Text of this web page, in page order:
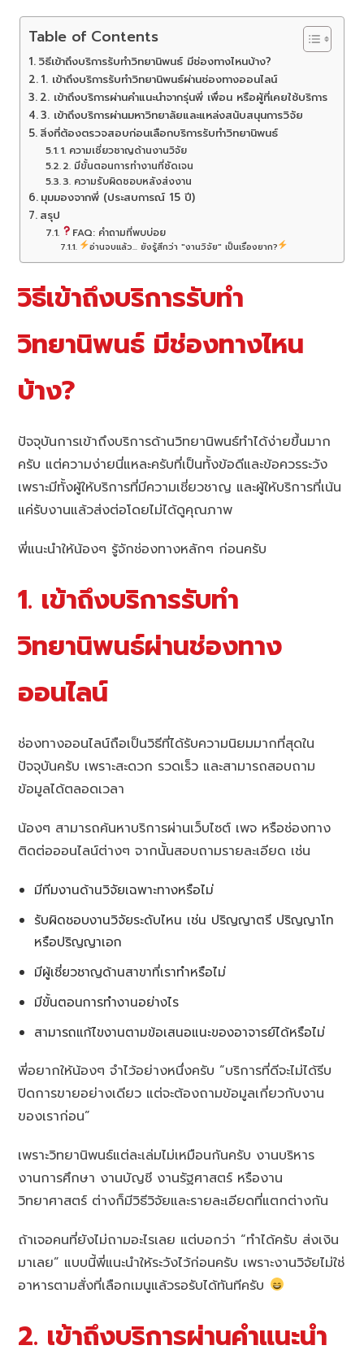
Table of Contents
วิธีเข้าถึงบริการรับทำวิทยานิพนธ์ มีช่องทางไหนบ้าง?
1. เข้าถึงบริการรับทำวิทยานิพนธ์ผ่านช่องทางออนไลน์
2. เข้าถึงบริการผ่านคำแนะนำจากรุ่นพี่ เพื่อน หรือผู้ที่เคยใช้บริการ
3. เข้าถึงบริการผ่านมหาวิทยาลัยและแหล่งสนับสนุนการวิจัย
สิ่งที่ต้องตรวจสอบก่อนเลือกบริการรับทำวิทยานิพนธ์
1. ความเชี่ยวชาญด้านงานวิจัย
2. มีขั้นตอนการทำงานที่ชัดเจน
3. ความรับผิดชอบหลังส่งงาน
มุมมองจากพี่ (ประสบการณ์ 15 ปี)
สรุป
FAQ: คำถามที่พบบ่อย
อ่านจบแล้ว... ยังรู้สึกว่า "งานวิจัย" เป็นเรื่องยาก?
วิธีเข้าถึงบริการรับทำ
วิทยานิพนธ์ มีช่องทางไหน
บ้าง?
ปัจจุบันการเข้าถึงบริการด้านวิทยานิพนธ์ทำได้ง่ายขึ้นมาก
ครับ แต่ความง่ายนี่แหละครับที่เป็นทั้งข้อดีและข้อควรระวัง
เพราะมีทั้งผู้ให้บริการที่มีความเชี่ยวชาญ และผู้ให้บริการที่เน้น
แค่รับงานแล้วส่งต่อโดยไม่ได้ดูคุณภาพ
พี่แนะนำให้น้องๆ รู้จักช่องทางหลักๆ ก่อนครับ
1. เข้าถึงบริการรับทำ
วิทยานิพนธ์ผ่านช่องทาง
ออนไลน์
ช่องทางออนไลน์ถือเป็นวิธีที่ได้รับความนิยมมากที่สุดใน
ปัจจุบันครับ เพราะสะดวก รวดเร็ว และสามารถสอบถาม
ข้อมูลได้ตลอดเวลา
น้องๆ สามารถค้นหาบริการผ่านเว็บไซต์ เพจ หรือช่องทาง
ติดต่อออนไลน์ต่างๆ จากนั้นสอบถามรายละเอียด เช่น
มีทีมงานด้านวิจัยเฉพาะทางหรือไม่
รับผิดชอบงานวิจัยระดับไหน เช่น ปริญญาตรี ปริญญาโท
หรือปริญญาเอก
มีผู้เชี่ยวชาญด้านสาขาที่เราทำหรือไม่
มีขั้นตอนการทำงานอย่างไร
สามารถแก้ไขงานตามข้อเสนอแนะของอาจารย์ได้หรือไม่
พี่อยากให้น้องๆ จำไว้อย่างหนึ่งครับ “บริการที่ดีจะไม่ได้รีบ
ปิดการขายอย่างเดียว แต่จะต้องถามข้อมูลเกี่ยวกับงาน
ของเราก่อน”
เพราะวิทยานิพนธ์แต่ละเล่มไม่เหมือนกันครับ งานบริหาร
งานการศึกษา งานบัญชี งานรัฐศาสตร์ หรืองาน
วิทยาศาสตร์ ต่างก็มีวิธีวิจัยและรายละเอียดที่แตกต่างกัน
ถ้าเจอคนที่ยังไม่ถามอะไรเลย แต่บอกว่า “ทำได้ครับ ส่งเงิน
มาเลย” แบบนี้พี่แนะนำให้ระวังไว้ก่อนครับ เพราะงานวิจัยไม่ใช่
อาหารตามสั่งที่เลือกเมนูแล้วรอรับได้ทันทีครับ
2. เข้าถึงบริการผ่านคำแนะนำ